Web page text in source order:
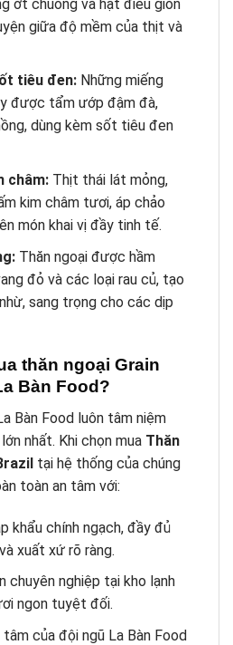
ớt chuông và hạt điều giòn
giữa độ mềm của thịt và
tiêu đen:Những miếng
được tẩm ướp đậm đà,
dùng kèm sốt tiêu đen
châm:Thịt thái lát mỏng,
kim châm tươi, áp chảo
món khai vị đầy tinh tế.
Thăn ngoại được hầm
đỏ và các loại rau củ, tạo
sang trọng cho các dịp
thăn ngoại Grain
Bàn Food?
Bàn Food luôn tâm niệm
nhất. Khi chọn mua Thăn
tại hệ thống của chúng
toàn an tâm với:
khẩu chính ngạch, đầy đủ
xuất xứ rõ ràng.
chuyên nghiệp tại kho lạnh
ngon tuyệt đối.
của đội ngũ La Bàn Food